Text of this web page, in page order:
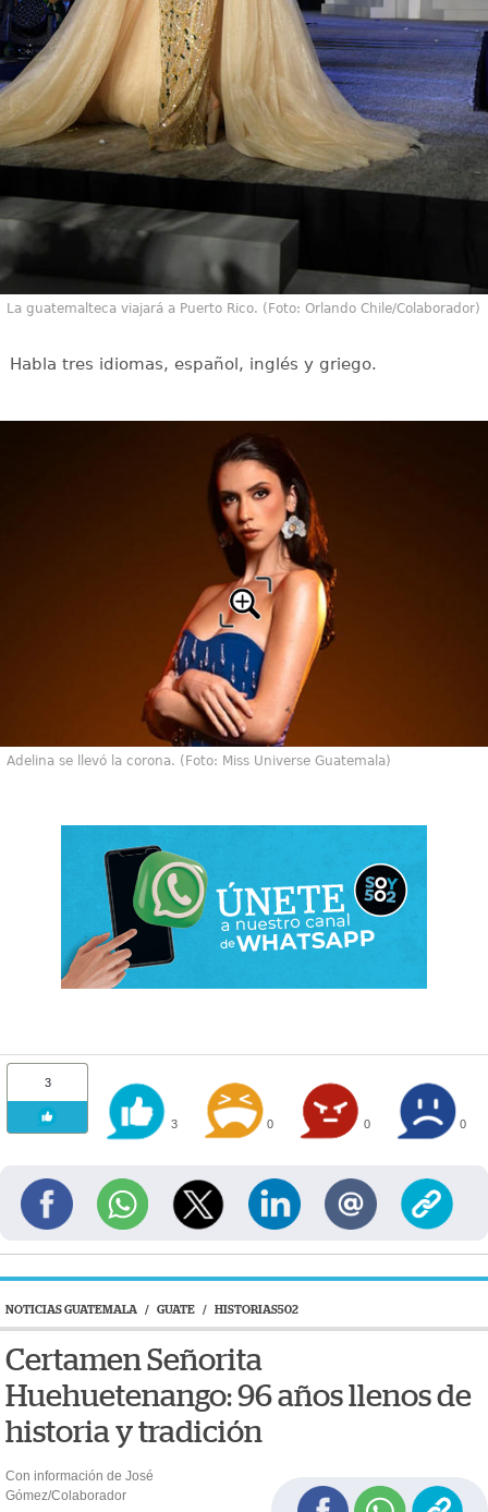
La guatemalteca viajará a Puerto Rico. (Foto: Orlando Chile/Colaborador)
Habla tres idiomas, español, inglés y griego.
Adelina se llevó la corona. (Foto: Miss Universe Guatemala)
3
3 0 0 0
NOTICIAS GUATEMALA / GUATE / HISTORIAS502
Certamen Señorita
Huehuetenango: 96 años llenos de
historia y tradición
Con información de José
Gómez/Colaborador